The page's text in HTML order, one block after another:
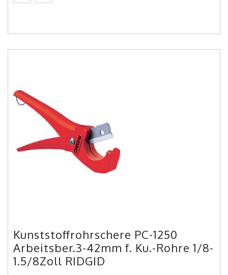
Kunststoffrohrschere PC-1250
Arbeitsber.3-42mm f. Ku.-Rohre 1/8-
1.5/8Zoll RIDGID